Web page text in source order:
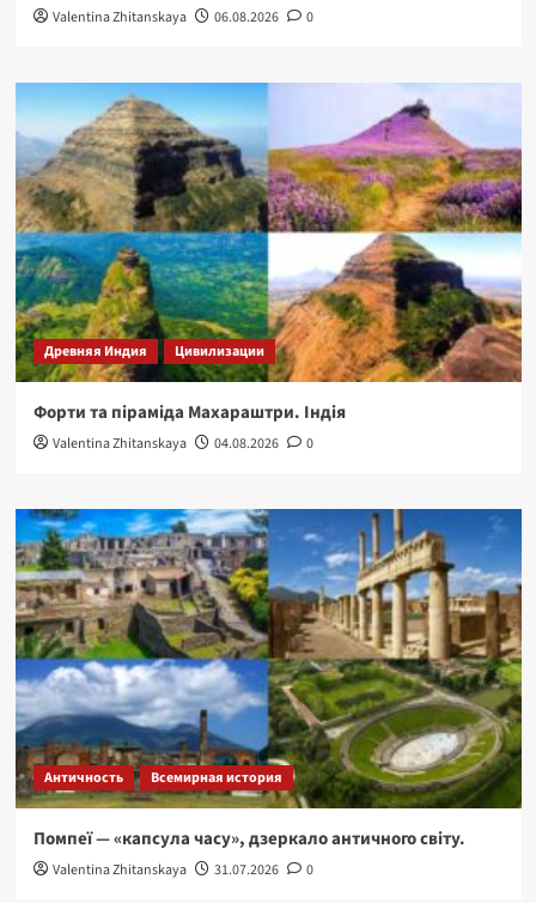
Valentina Zhitanskaya 06.08.2026 0
Древняя Индия Цивилизации
Форти та піраміда Махараштри. Індія
Valentina Zhitanskaya 04.08.2026 0
Античность Всемирная история
Помпеї — «капсула часу», дзеркало античного світу.
Valentina Zhitanskaya 31.07.2026 0